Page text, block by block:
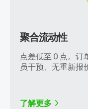
聚合流动性
点差低至 0 点。订
员干预、无重新报
了解更多